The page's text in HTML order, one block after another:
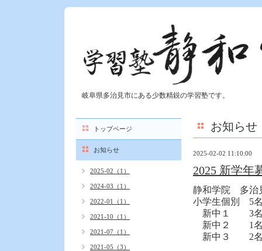
岐阜県多治見市にある少数精鋭の学習塾です。
お知らせ
2025-02-02 11:10:00
2025 新学年
静和学院 多治
小学生個別 5
新中１ 3
新中２ 1
新中３ 2
トップページ
お知らせ
2025-02（1）
2024-03（1）
2022-01（1）
2021-10（1）
2021-07（1）
2021-05（3）